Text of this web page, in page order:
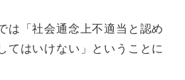
は「社会通念上不適当と認め
てはいけない」ということに